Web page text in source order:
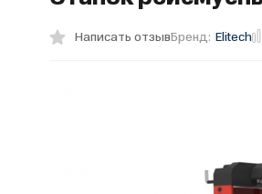
Написать отзывБренд: Elitech